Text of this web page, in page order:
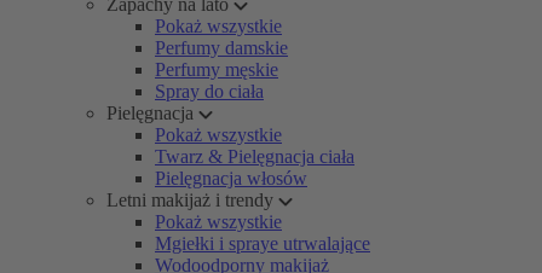
Zapachy na lato
Pokaż wszystkie
Perfumy damskie
Perfumy męskie
Spray do ciała
Pielęgnacja
Pokaż wszystkie
Twarz & Pielęgnacja ciała
Pielęgnacja włosów
Letni makijaż i trendy
Pokaż wszystkie
Mgiełki i spraye utrwalające
Wodoodporny makijaż